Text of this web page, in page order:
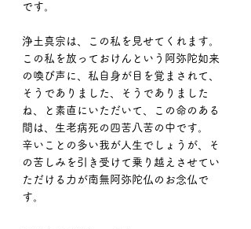
です。
浄土真宗は、この私を見せてくれます。
この私を放っておけんという阿弥陀如来
の喚び声に、私自身が目を覚まされて、
そうでありました、そうでありました
ね、と素直にいただいて、この命のある
間は、生老病死の四苦八苦の中です。
辛いことの多い我が人生でしょうが、そ
の苦しみを引き受けて乗り越えさせてい
ただける力が南無阿弥陀仏のお念仏で
す。